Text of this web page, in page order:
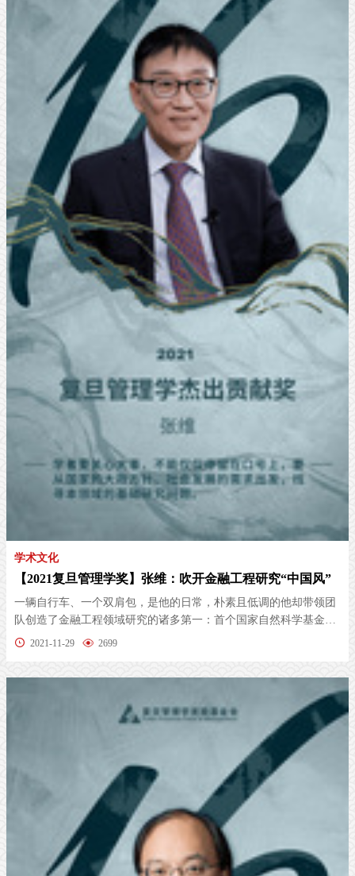
学术文化
【2021复旦管理学奖】张维：吹开金融工程研究“中国风”
一辆自行车、一个双肩包，是他的日常，朴素且低调的他却带领团
队创造了金融工程领域研究的诸多第一：首个国家自然科学基金资
助的实物...
2021-11-29 2699